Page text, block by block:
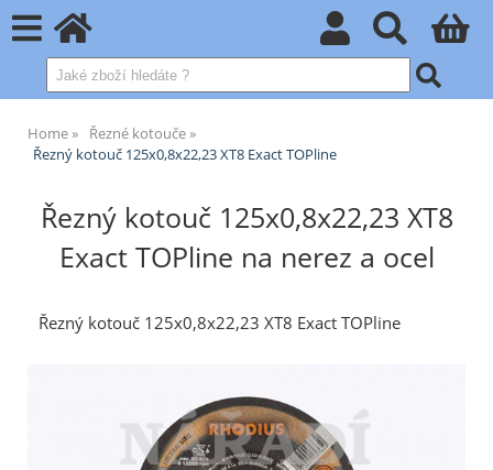
Home
Řezné kotouče
Řezný kotouč 125x0,8x22,23 XT8 Exact TOPline
Řezný kotouč 125x0,8x22,23 XT8
Exact TOPline na nerez a ocel
Řezný kotouč 125x0,8x22,23 XT8 Exact TOPline